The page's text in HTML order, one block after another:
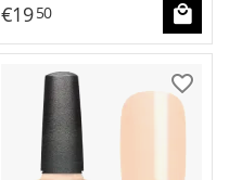
€1950